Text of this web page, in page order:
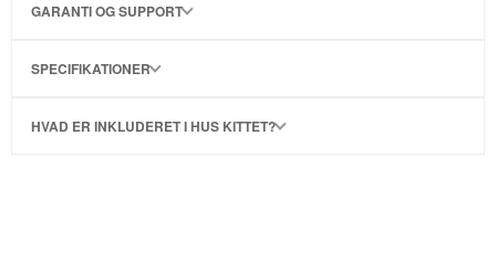
GARANTI OG SUPPORT
SPECIFIKATIONER
HVAD ER INKLUDERET I HUS KITTET?